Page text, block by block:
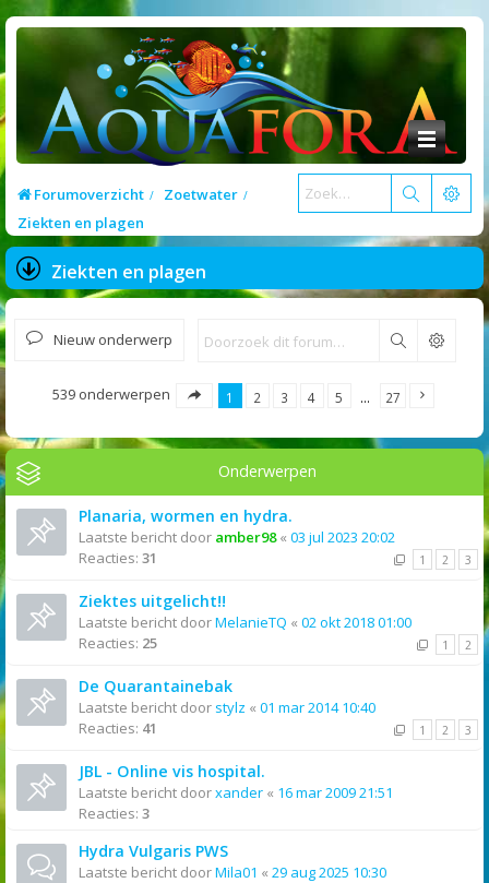
Forumoverzicht
Zoetwater
Ziekten en plagen
Ziekten en plagen
Nieuw onderwerp Zoek
539 onderwerpen 1 2 3 4 5 … 27
Onderwerpen
Planaria, wormen en hydra.
Laatste bericht door amber98« 03 jul 2023 20:02
Reacties: 31 1 2 3
Ziektes uitgelicht!!
Laatste bericht doorMelanieTQ « 02 okt 2018 01:00
Reacties: 25 1 2
De Quarantainebak
Laatste bericht door stylz « 01 mar 2014 10:40
Reacties: 41 1 2 3
JBL - Online vis hospital.
Laatste bericht doorxander « 16 mar 2009 21:51
Reacties: 3
Hydra Vulgaris PWS
Laatste bericht doorMila01 « 29 aug 2025 10:30